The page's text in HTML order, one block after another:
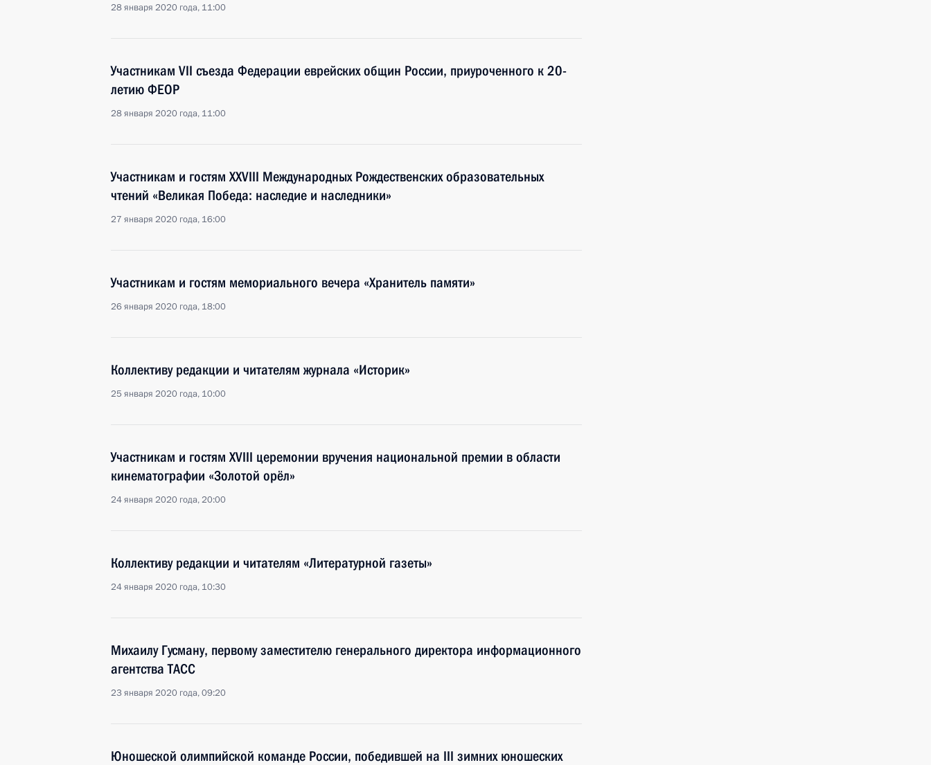
28 января 2020 года, 11:00
Участникам VII съезда Федерации еврейских общин России, приуроченного к 20-
летию ФЕОР
28 января 2020 года, 11:00
Участникам и гостям XXVIII Международных Рождественских образовательных
чтений «Великая Победа: наследие и наследники»
27 января 2020 года, 16:00
Участникам и гостям мемориального вечера «Хранитель памяти»
26 января 2020 года, 18:00
Коллективу редакции и читателям журнала «Историк»
25 января 2020 года, 10:00
Участникам и гостям XVIII церемонии вручения национальной премии в области
кинематографии «Золотой орёл»
24 января 2020 года, 20:00
Коллективу редакции и читателям «Литературной газеты»
24 января 2020 года, 10:30
Михаилу Гусману, первому заместителю генерального директора информационного
агентства ТАСС
23 января 2020 года, 09:20
Юношеской олимпийской команде России, победившей на III зимних юношеских